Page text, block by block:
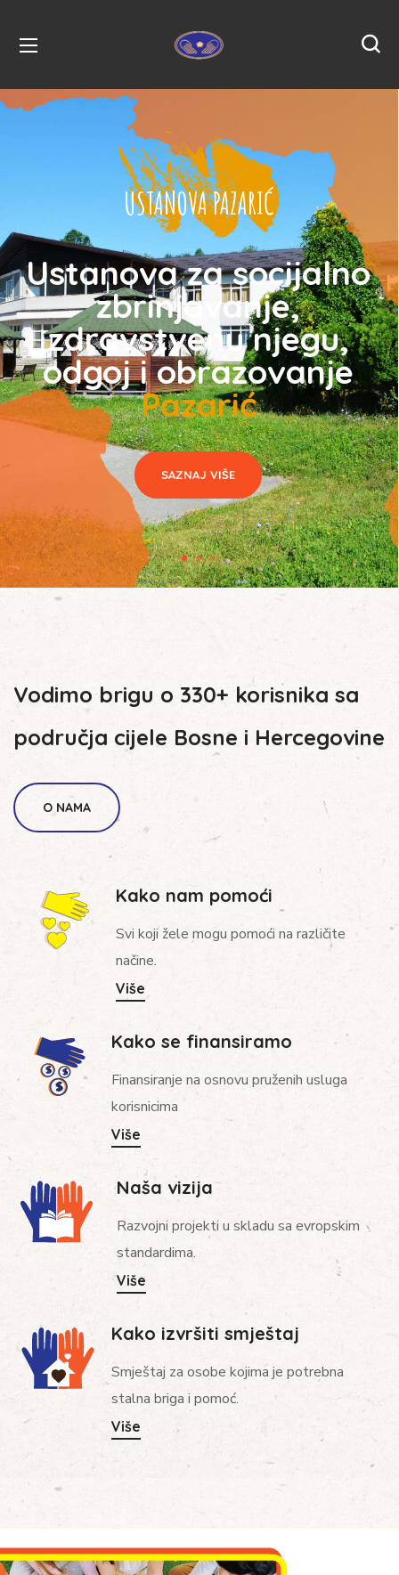
Ustanova za socijalno
zbrinjavanje,
zdravstvenu njegu,
odgoj i obrazovanje
Pazarić
USTANOVA PAZARIĆ
SAZNAJ VIŠE
Vodimo brigu o 330+ korisnika sa
područja cijele Bosne i Hercegovine
O NAMA
Kako nam pomoći
Svi koji žele mogu pomoći na različite
načine.
Više
Kako se finansiramo
Finansiranje na osnovu pruženih usluga
korisnicima
Više
Naša vizija
Razvojni projekti u skladu sa evropskim
standardima.
Više
Kako izvršiti smještaj
Smještaj za osobe kojima je potrebna
stalna briga i pomoć.
Više